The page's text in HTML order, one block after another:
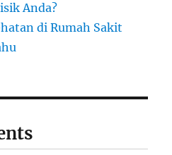
Anda?
di Rumah Sakit